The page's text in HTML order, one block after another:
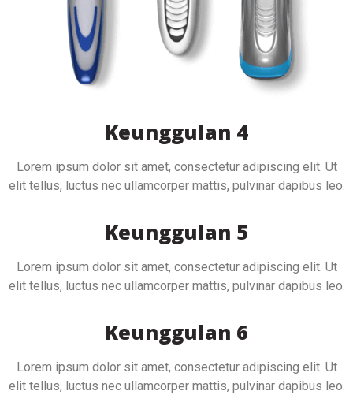
Keunggulan 4
Lorem ipsum dolor sit amet, consectetur adipiscing elit. Ut
elit tellus, luctus nec ullamcorper mattis, pulvinar dapibus leo.
Keunggulan 5
Lorem ipsum dolor sit amet, consectetur adipiscing elit. Ut
elit tellus, luctus nec ullamcorper mattis, pulvinar dapibus leo.
Keunggulan 6
Lorem ipsum dolor sit amet, consectetur adipiscing elit. Ut
elit tellus, luctus nec ullamcorper mattis, pulvinar dapibus leo.